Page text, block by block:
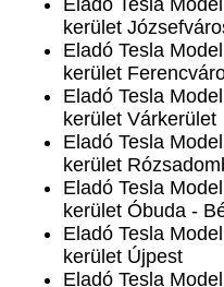
Eladó Tesla
kerület
Eladó Tesla
kerület
Eladó Tesla
kerület Várkerület
Eladó Tesla
kerület
Eladó Tesla
kerület Óbuda -
Eladó Tesla
kerület Újpest
Eladó Tesla